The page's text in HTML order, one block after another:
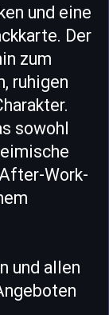
und eine
Der
zum
ruhigen
sowohl
Work-
und allen